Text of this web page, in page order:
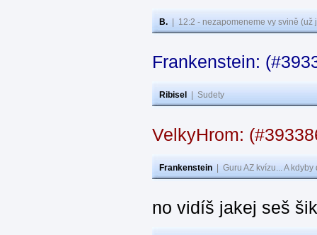
B. 12:2 - nezapomeneme vy svině
Frankenstein:
Ribisel Sudety
VelkyHrom:
Frankenstein Guru AZ kvízu... A
no vidíš jakej seš